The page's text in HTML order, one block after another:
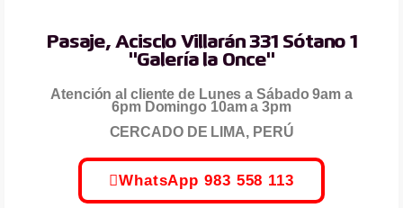
Pasaje, Acisclo Villarán 331 Sótano 1
"Galería la Once"
Atención al cliente de Lunes a Sábado 9am a
6pm Domingo 10am a 3pm
CERCADO DE LIMA, PERÚ
WhatsApp 983 558 113